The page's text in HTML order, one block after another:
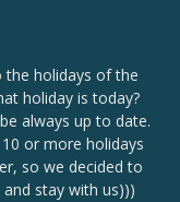
the holidays of the
holiday is today?
always up to date.
or more holidays
so we decided to
stay with us)))